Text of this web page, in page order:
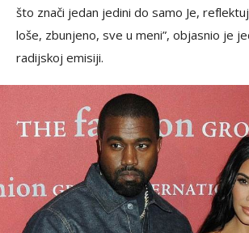
što znači jedan jedini do samo Je,
loše, zbunjeno, sve u meni”, objasnio je
radijskoj emisiji.